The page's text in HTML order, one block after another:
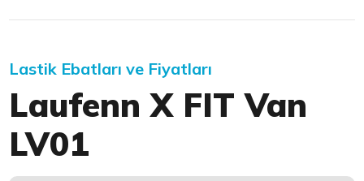
Lastik Ebatları ve Fiyatları
Laufenn X FIT Van
LV01